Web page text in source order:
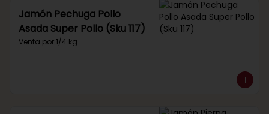
Jamón Pechuga Pollo
Asada Super Pollo (Sku 117)
Venta por 1/4 kg.